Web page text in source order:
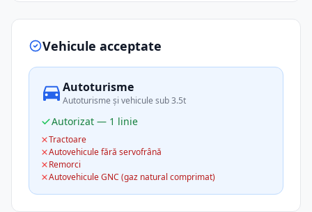
Vehicule acceptate
Autoturisme
Autoturisme și vehicule sub 3.5t
Autorizat — 1 linie
Tractoare
Autovehicule fără servofrână
Remorci
Autovehicule GNC (gaz natural comprimat)